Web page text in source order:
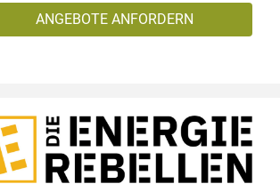
ANGEBOTE ANFORDERN